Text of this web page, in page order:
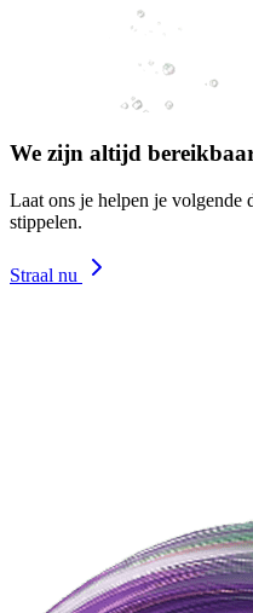
We zijn altijd
Laat ons je helpen je volgende
stippelen.
Straal nu